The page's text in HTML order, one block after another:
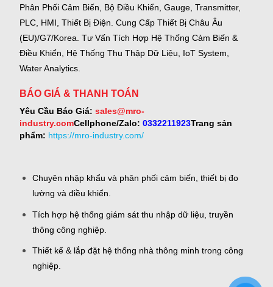
Phân Phối Cảm Biến, Bộ Điều Khiển, Gauge, Transmitter,
PLC, HMI, Thiết Bị Điện. Cung Cấp Thiết Bị Châu Âu
(EU)/G7/Korea. Tư Vấn Tích Hợp Hệ Thống Cảm Biến &
Điều Khiển, Hệ Thống Thu Thập Dữ Liệu, IoT System,
Water Analytics.
BÁO GIÁ & THANH TOÁN
Yêu Cầu Báo Giá: sales@mro-
industry.comCellphone/Zalo: 0332211923Trang sản
phẩm: https://mro-industry.com/
Chuyên nhập khẩu và phân phối cảm biến, thiết bị đo
lường và điều khiển.
Tích hợp hệ thống giám sát thu nhập dữ liệu, truyền
thông công nghiệp.
Thiết kế & lắp đặt hệ thống nhà thông minh trong công
nghiệp.